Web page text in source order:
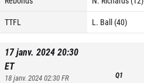
TTFL
L. Ball (40)
17 janv. 2024 20:30
ET
18 janv. 2024 02:30FR Q1